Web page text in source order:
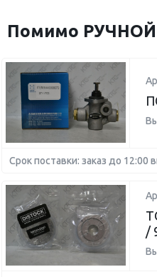
Помимо РУЧНОЙ
Срок поставки: заказ до 12:00
/